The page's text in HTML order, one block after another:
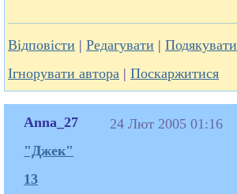
Відповісти | Редагувати | Подякувати
Ігнорувати автора | Поскаржитися
Anna_27
"Джек"
13
24 Лют 2005 01:16